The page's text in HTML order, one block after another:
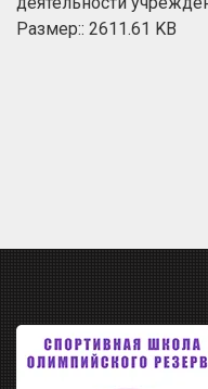
Размер:: 2611.61 KB